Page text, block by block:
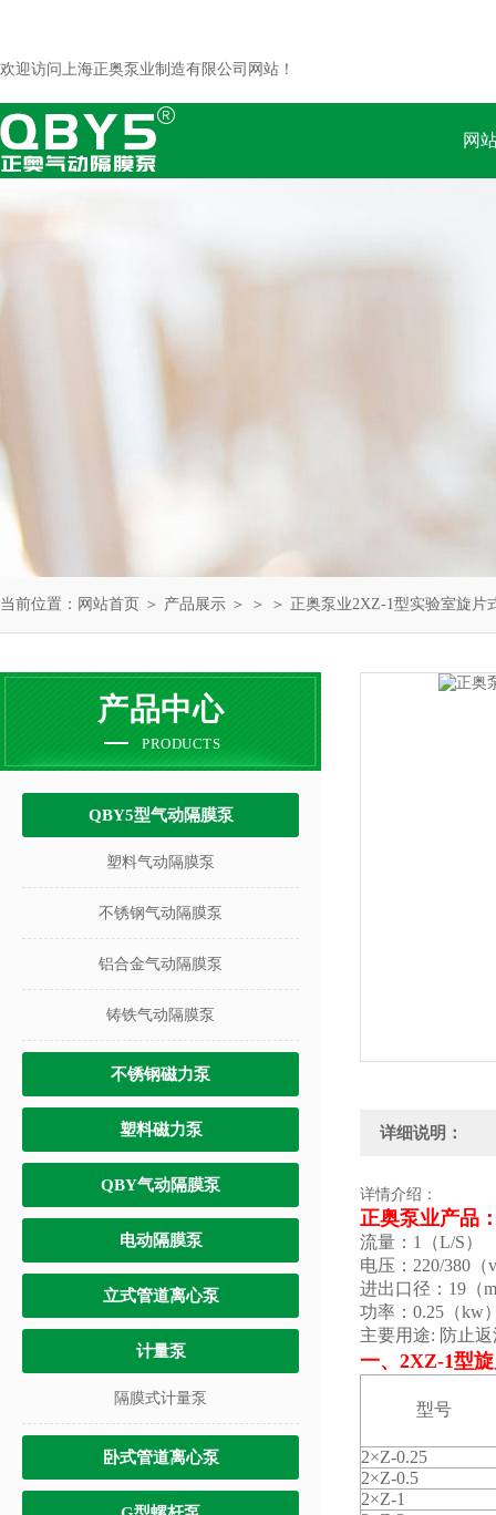
欢迎访问上海正奥泵业制造有限公司网站！
网
当前位置： 网站首页 ＞ 产品展示 ＞ ＞ ＞ 正奥泵业2XZ-1型实验室旋片
产品中心
PRODUCTS
QBY5型气动隔膜泵
塑料气动隔膜泵
不锈钢气动隔膜泵
铝合金气动隔膜泵
铸铁气动隔膜泵
不锈钢磁力泵
塑料磁力泵
QBY气动隔膜泵
电动隔膜泵
立式管道离心泵
计量泵
隔膜式计量泵
卧式管道离心泵
详细说明：
详情介绍：
正奥泵业产品
流量：1（L/S）
电压：220/380（
进出口径：19（
功率：0.25（kw
主要用途: 防止
一、2XZ-1型
型号
2×Z-0.25
2×Z-0.5
2×Z-1